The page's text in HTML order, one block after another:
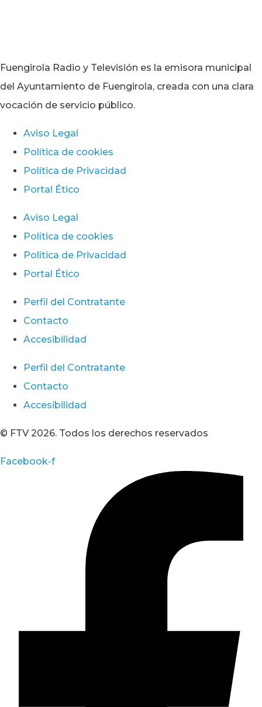
Fuengirola Radio y Televisión es la emisora municipal
del Ayuntamiento de Fuengirola, creada con una clara
vocación de servicio público.
Aviso Legal
Política de cookies
Política de Privacidad
Portal Ético
Aviso Legal
Política de cookies
Política de Privacidad
Portal Ético
Perfil del Contratante
Contacto
Accesibilidad
Perfil del Contratante
Contacto
Accesibilidad
© FTV 2026. Todos los derechos reservados
Facebook-f